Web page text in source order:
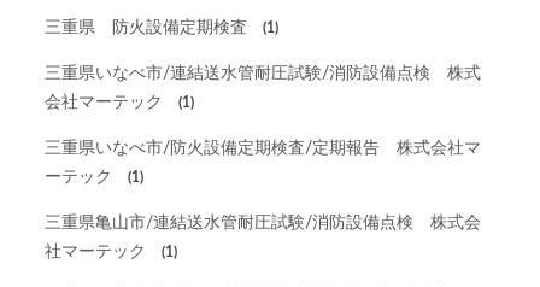
三重県 防火設備定期検査 (1)
三重県いなべ市/連結送水管耐圧試験/消防設備点検 株式
会社マーテック
(1)
三重県いなべ市/防火設備定期検査/定期報告 株式会社マ
ーテック
(1)
三重県亀山市/連結送水管耐圧試験/消防設備点検 株式会
社マーテック
(1)